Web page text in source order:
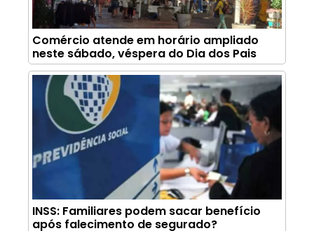
Comércio atende em horário ampliado
neste sábado, véspera do Dia dos Pais
INSS: Familiares podem sacar benefício
após falecimento de segurado?